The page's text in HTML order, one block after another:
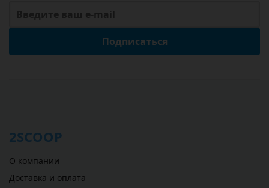
Подписаться
2SCOOP
О компании
Доставка и оплата